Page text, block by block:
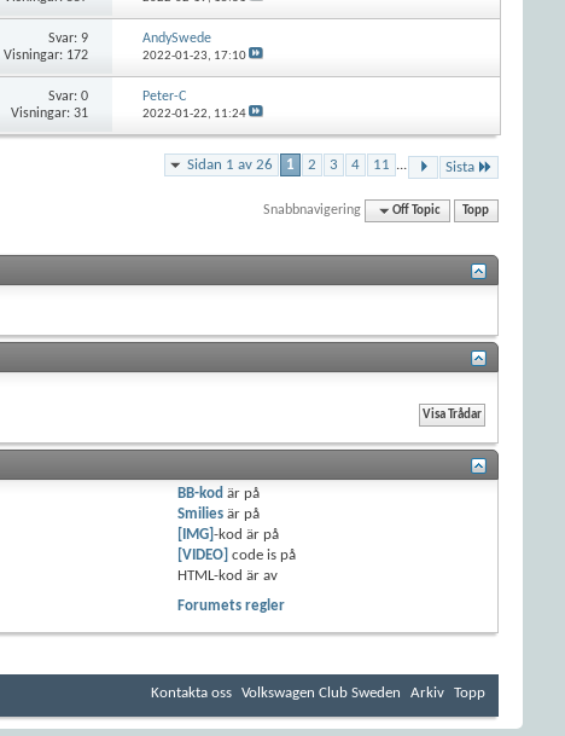
Svar:9
Visningar: 172
AndySwede
2022-01-23, 17:10
Svar:0
Visningar: 31
Peter-C
2022-01-22, 11:24
Sidan 1 av 26 1 2 3 4 11 ... Sista
Snabbnavigering Off Topic Topp
BB-kod är på
Smilies är på
[IMG]-kod är på
[VIDEO] code is på
HTML-kod ärav
Forumets regler
Kontakta oss Volkswagen Club Sweden Arkiv Topp